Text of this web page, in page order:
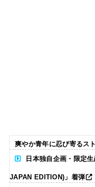
爽やか青年に忍び寄るス
日本独自企画・限定
JAPAN EDITION)」着弾